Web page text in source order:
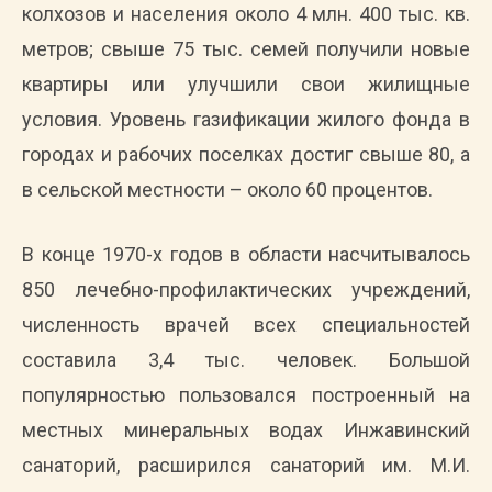
колхозов и населения около 4 млн. 400 тыс. кв.
метров; свыше 75 тыс. семей получили новые
квартиры или улучшили свои жилищные
условия. Уровень газификации жилого фонда в
городах и рабочих поселках достиг свыше 80, а
в сельской местности – около 60 процентов.
В конце 1970-х годов в области насчитывалось
850 лечебно-профилактических учреждений,
численность врачей всех специальностей
составила 3,4 тыс. человек. Большой
популярностью пользовался построенный на
местных минеральных водах Инжавинский
санаторий, расширился санаторий им. М.И.